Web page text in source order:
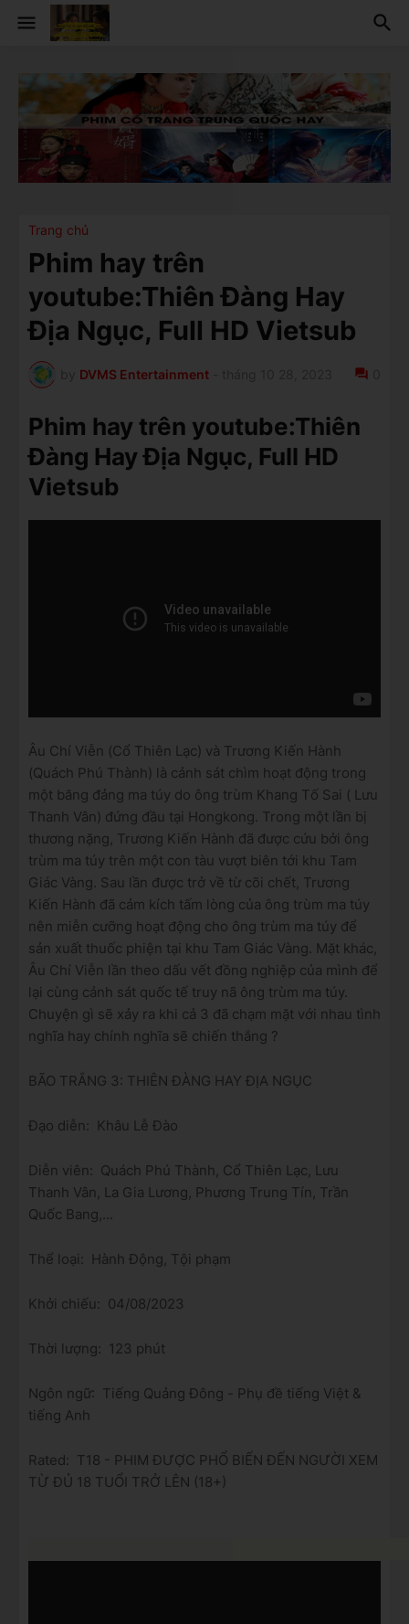
Trang chủ
Phim hay trên
youtube:Thiên Đàng Hay
Địa Ngục, Full HD Vietsub
DVMS Entertainment
Phim hay trên youtube:Thiên
Đàng Hay Địa Ngục, Full HD
Vietsub
Âu Chí Viễn (Cổ Thiên Lạc) và Trương Kiến Hành
(Quách Phú Thành) là cảnh sát chìm hoạt động trong
một băng đảng ma túy do ông trùm Khang Tố Sai ( Lưu
Thanh Vân) đứng đầu tại Hongkong. Trong một lần bị
thương nặng, Trương Kiến Hành đã được cứu bởi ông
trùm ma túy trên một con tàu vượt biên tới khu Tam
Giác Vàng. Sau lần được trở về từ cõi chết, Trương
Kiến Hành đã cảm kích tấm lòng của ông trùm ma túy
nên miễn cưỡng hoạt động cho ông trùm ma túy để
sản xuất thuốc phiện tại khu Tam Giác Vàng. Mặt khác,
Âu Chí Viễn lần theo dấu vết đồng nghiệp của mình để
lại cùng cảnh sát quốc tế truy nã ông trùm ma túy.
Chuyện gì sẽ xảy ra khi cả 3 đã chạm mặt với nhau tình
nghĩa hay chính nghĩa sẽ chiến thắng ?
BÃO TRẮNG 3: THIÊN ĐÀNG HAY ĐỊA NGỤC
Đạo diễn: Khâu Lễ Đào
Diễn viên: Quách Phú Thành, Cổ Thiên Lạc, Lưu
Thanh Vân, La Gia Lương, Phương Trung Tín, Trần
Quốc Bang,...
Thể loại: Hành Động, Tội phạm
Khởi chiếu: 04/08/2023
Thời lượng: 123 phút
Ngôn ngữ: Tiếng Quảng Đông - Phụ đề tiếng Việt &
tiếng Anh
Rated: T18 - PHIM ĐƯỢC PHỔ BIẾN ĐẾN NGƯỜI XEM
TỪ ĐỦ 18 TUỔI TRỞ LÊN (18+)